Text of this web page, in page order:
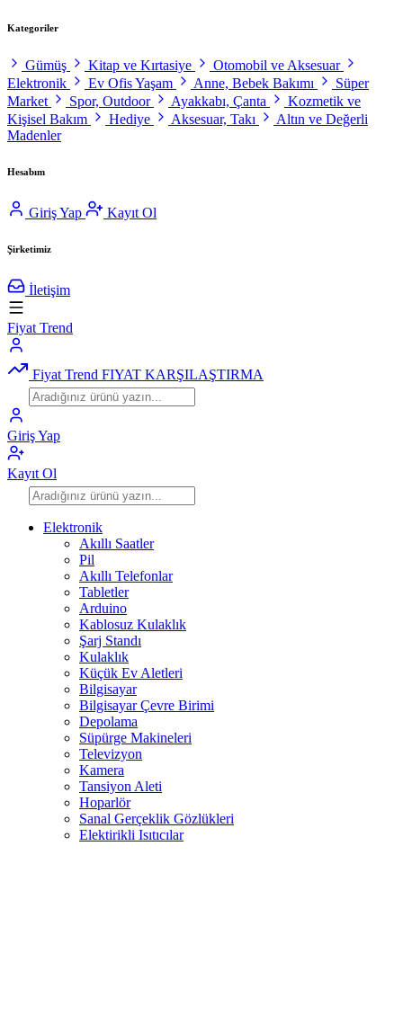
Kategoriler
Gümüş Kitap ve Kırtasiye
Otomobil ve Aksesuar
Elektronik
Ev Ofis Yaşam Anne, Bebek Bakımı
Süper
Market
Spor, Outdoor Ayakkabı, Çanta
Kozmetik ve
Kişisel Bakım
Hediye Aksesuar, Takı
Altın ve Değerli
Madenler
Hesabım
Giriş Yap Kayıt Ol
Şirketimiz
İletişim
Fiyat Trend
Fiyat Trend FIYAT KARŞILAŞTIRMA
Giriş Yap
Kayıt Ol
Elektronik
Akıllı Saatler
Pil
Akıllı Telefonlar
Tabletler
Arduino
Kablosuz Kulaklık
Şarj Standı
Kulaklık
Küçük Ev Aletleri
Bilgisayar
Bilgisayar Çevre Birimi
Depolama
Süpürge Makineleri
Televizyon
Kamera
Tansiyon Aleti
Hoparlör
Sanal Gerçeklik Gözlükleri
Elektirikli Isıtıcılar